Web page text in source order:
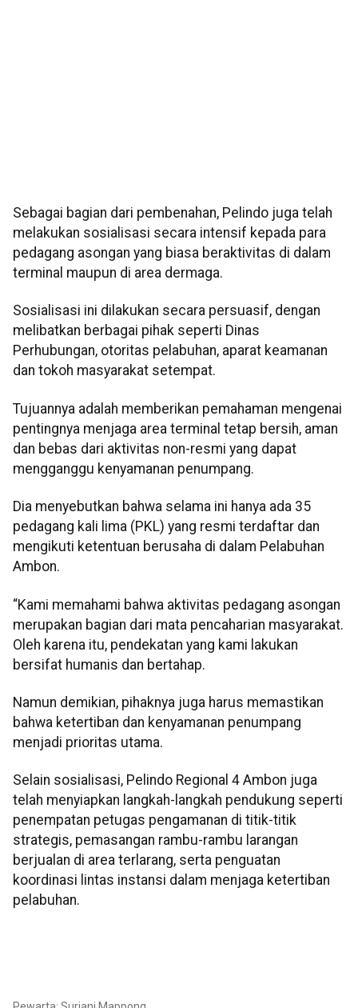
Sebagai bagian dari pembenahan, Pelindo juga telah
melakukan sosialisasi secara intensif kepada para
pedagang asongan yang biasa beraktivitas di dalam
terminal maupun di area dermaga.
Sosialisasi ini dilakukan secara persuasif, dengan
melibatkan berbagai pihak seperti Dinas
Perhubungan, otoritas pelabuhan, aparat keamanan
dan tokoh masyarakat setempat.
Tujuannya adalah memberikan pemahaman mengenai
pentingnya menjaga area terminal tetap bersih, aman
dan bebas dari aktivitas non-resmi yang dapat
mengganggu kenyamanan penumpang.
Dia menyebutkan bahwa selama ini hanya ada 35
pedagang kali lima (PKL) yang resmi terdaftar dan
mengikuti ketentuan berusaha di dalam Pelabuhan
Ambon.
“Kami memahami bahwa aktivitas pedagang asongan
merupakan bagian dari mata pencaharian masyarakat.
Oleh karena itu, pendekatan yang kami lakukan
bersifat humanis dan bertahap.
Namun demikian, pihaknya juga harus memastikan
bahwa ketertiban dan kenyamanan penumpang
menjadi prioritas utama.
Selain sosialisasi, Pelindo Regional 4 Ambon juga
telah menyiapkan langkah-langkah pendukung seperti
penempatan petugas pengamanan di titik-titik
strategis, pemasangan rambu-rambu larangan
berjualan di area terlarang, serta penguatan
koordinasi lintas instansi dalam menjaga ketertiban
pelabuhan.